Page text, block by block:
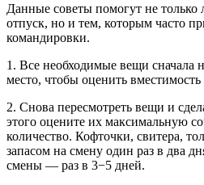
Данные советы помогут не
отпуск, но и тем, которым часто
командировки.
1. Все необходимые вещи сначала
место, чтобы оценить вместимость
2. Снова пересмотреть вещи и
этого оцените их максимальную
количество. Кофточки, свитера,
запасом на смену один раз в два
смены — раз в 3−5 дней.